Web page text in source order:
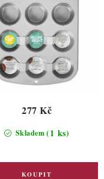
Skladem(1 ks)
277 Kč